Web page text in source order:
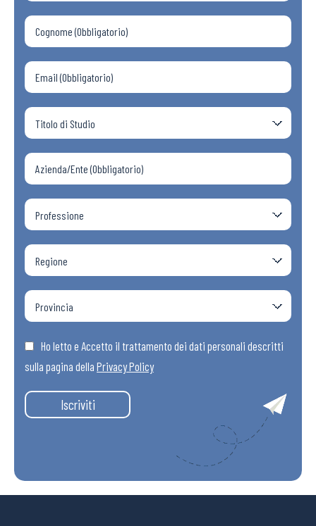
Ho letto e Accetto il trattamento dei dati personali descritti
sulla pagina della Privacy Policy
Iscriviti